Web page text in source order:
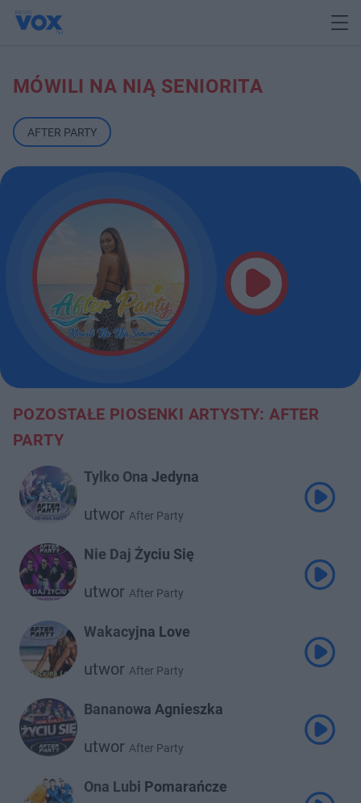
MÓWILI NA NIĄ SENIORITA
AFTER PARTY
POZOSTAŁE PIOSENKI ARTYSTY: AFTER
PARTY
Tylko Ona Jedyna
utwor After Party
Nie Daj Życiu Się
utwor After Party
Wakacyjna Love
utwor After Party
Bananowa Agnieszka
utwor After Party
Ona Lubi Pomarańcze